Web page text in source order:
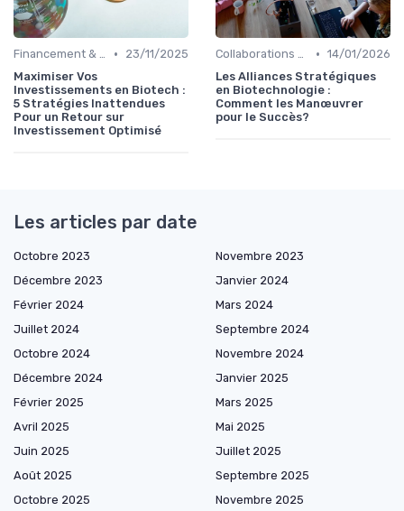
Financement & Investissements •
23/11/2025
Maximiser Vos
Investissements en Biotech :
5 Stratégies Inattendues
Pour un Retour sur
Investissement Optimisé
Collaborations & Partenariats • 14/01/2026
Les Alliances Stratégiques
en Biotechnologie :
Comment les Manœuvrer
pour le Succès?
Les articles par date
Octobre 2023
Novembre 2023
Décembre 2023
Janvier 2024
Février 2024
Mars 2024
Juillet 2024
Septembre 2024
Octobre 2024
Novembre 2024
Décembre 2024
Janvier 2025
Février 2025
Mars 2025
Avril 2025
Mai 2025
Juin 2025
Juillet 2025
Août 2025
Septembre 2025
Octobre 2025
Novembre 2025